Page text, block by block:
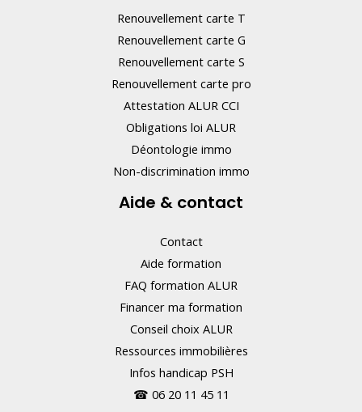
Renouvellement carte T
Renouvellement carte G
Renouvellement carte S
Renouvellement carte pro
Attestation ALUR CCI
Obligations loi ALUR
Déontologie immo
Non-discrimination immo
Aide & contact
Contact
Aide formation
FAQ formation ALUR
Financer ma formation
Conseil choix ALUR
Ressources immobilières
Infos handicap PSH
☎ 06 20 11 45 11